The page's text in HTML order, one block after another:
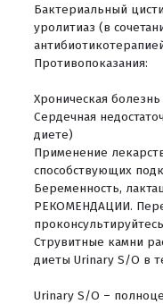
Бактериальный
уролитиаз (в
Противопоказания:
Хроническая
Сердечная
диете)
Применение
способствующих
Беременность,
РЕКОМЕНДАЦИИ.
Струвитные камни
диеты Urinary S/O в
Urinary S/O –